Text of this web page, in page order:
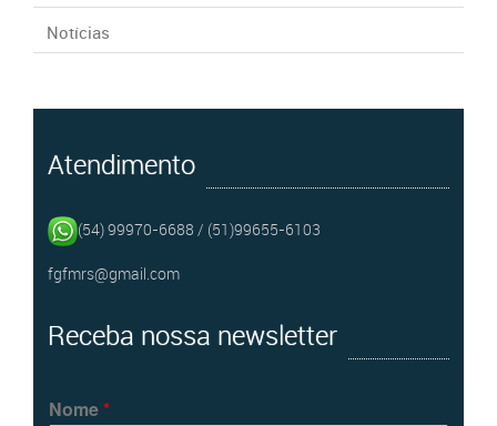
Notícias
Atendimento
(54) 99970-6688 / (51)99655-6103
fgfmrs@gmail.com
Receba nossa newsletter
Nome*